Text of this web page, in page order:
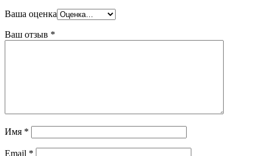
Ваша оценка
Ваш отзыв *
Имя *
Email *